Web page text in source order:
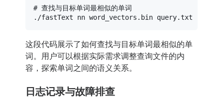
# 查找与目标单词最相似的单词
这段代码展示了如何查找与目标单词最相似的单
词。用户可以根据实际需求调整查询文件的内
容，探索单词之间的语义关系。
日志记录与故障排查